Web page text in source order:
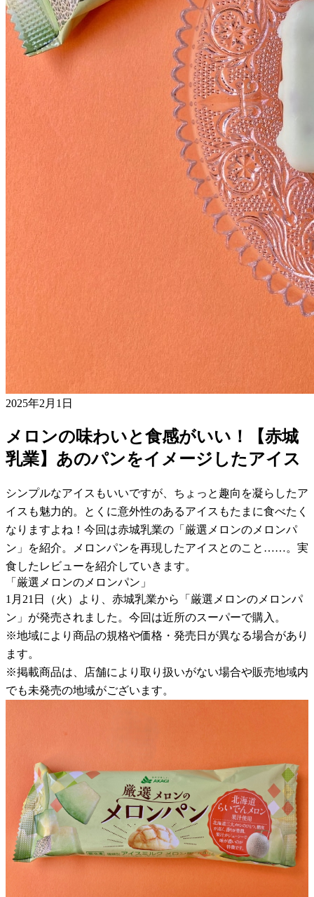
2025年2月1日
メロンの味わいと食感がいい！【赤城
乳業】あのパンをイメージしたアイス
シンプルなアイスもいいですが、ちょっと趣向を凝らしたア
イスも魅力的。とくに意外性のあるアイスもたまに食べたく
なりますよね！今回は赤城乳業の「厳選メロンのメロンパ
ン」を紹介。メロンパンを再現したアイスとのこと……。実
食したレビューを紹介していきます。
「厳選メロンのメロンパン」
1月21日（火）より、赤城乳業から「厳選メロンのメロンパ
ン」が発売されました。今回は近所のスーパーで購入。
※地域により商品の規格や価格・発売日が異なる場合があり
ます。
※掲載商品は、店舗により取り扱いがない場合や販売地域内
でも未発売の地域がございます。